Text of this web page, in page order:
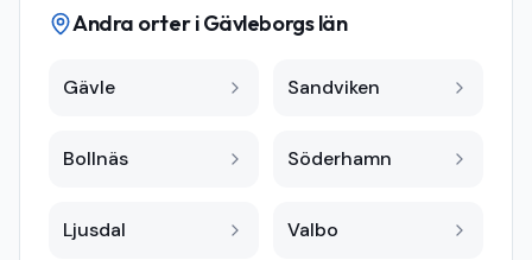
Andra orter iGävleborgs län
Gävle Sandviken
Bollnäs Söderhamn
Ljusdal Valbo